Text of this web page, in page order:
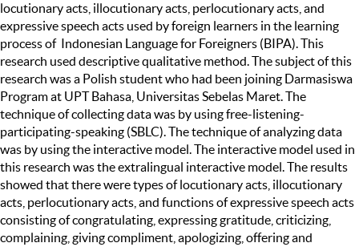
locutionary acts, illocutionary acts, perlocutionary acts, and
expressive speech acts used by foreign learners in the learning
process of Indonesian Language for Foreigners (BIPA). This
research used descriptive qualitative method. The subject of this
research was a Polish student who had been joining Darmasiswa
Program at UPT Bahasa, Universitas Sebelas Maret. The
technique of collecting data was by using free-listening-
participating-speaking (SBLC). The technique of analyzing data
was by using the interactive model. The interactive model used in
this research was the extralingual interactive model. The results
showed that there were types of locutionary acts, illocutionary
acts, perlocutionary acts, and functions of expressive speech acts
consisting of congratulating, expressing gratitude, criticizing,
complaining, giving compliment, apologizing, offering and